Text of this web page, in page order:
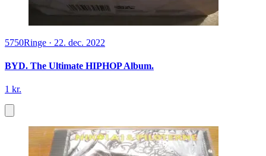
5750Ringe · 22. dec. 2022
BYD. The Ultimate HIPHOP Album.
1 kr.